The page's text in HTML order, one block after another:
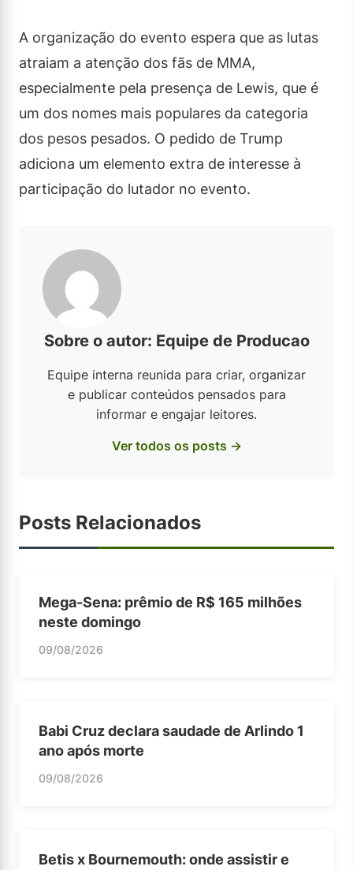
A organização do evento espera que as lutas
atraiam a atenção dos fãs de MMA,
especialmente pela presença de Lewis, que é
um dos nomes mais populares da categoria
dos pesos pesados. O pedido de Trump
adiciona um elemento extra de interesse à
participação do lutador no evento.
Sobre o autor: Equipe de Producao
Equipe interna reunida para criar, organizar
e publicar conteúdos pensados para
informar e engajar leitores.
Ver todos os posts →
Posts Relacionados
Mega-Sena: prêmio de R$ 165 milhões
neste domingo
09/08/2026
Babi Cruz declara saudade de Arlindo 1
ano após morte
09/08/2026
Betis x Bournemouth: onde assistir e